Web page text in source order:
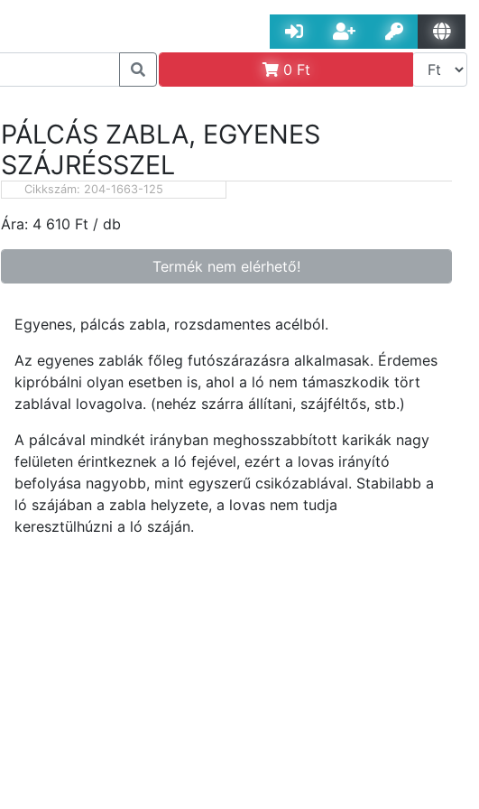
0 Ft
PÁLCÁS ZABLA, EGYENES
SZÁJRÉSSZEL
Cikkszám: 204-1663-125
Ára: 4 610 Ft / db
Termék nem elérhető!
Egyenes, pálcás zabla, rozsdamentes acélból.
Az egyenes zablák főleg futószárazásra alkalmasak. Érdemes
kipróbálni olyan esetben is, ahol a ló nem támaszkodik tört
zablával lovagolva. (nehéz szárra állítani, szájféltős, stb.)
A pálcával mindkét irányban meghosszabbított karikák nagy
felületen érintkeznek a ló fejével, ezért a lovas irányító
befolyása nagyobb, mint egyszerű csikózablával. Stabilabb a
ló szájában a zabla helyzete, a lovas nem tudja
keresztülhúzni a ló száján.